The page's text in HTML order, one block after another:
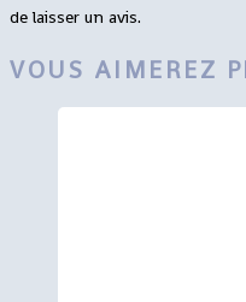
de laisser un avis.
VOUS AIMEREZ